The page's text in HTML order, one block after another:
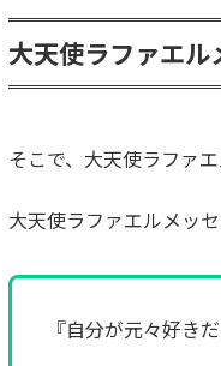
大天使ラファエル
そこで、大天使ラファ
大天使ラファエルメッ
『自分が元々好き